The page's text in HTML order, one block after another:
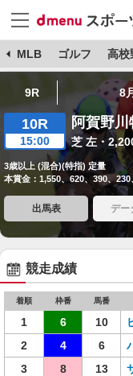
MLB ゴルフ 高校
9R 8
10R
15:00
阿賀野川
芝 左・
3歳以上 (混合)(特指) 定量
本賞金：1,550、620、390、230
出馬表 デー
競走成績
着順 枠番 馬番
1 6 10
2
4 6
3
8 13